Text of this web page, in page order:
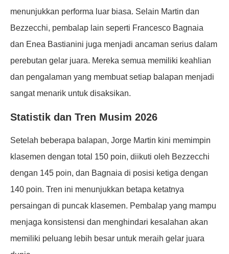
menunjukkan performa luar biasa. Selain Martin dan
Bezzecchi, pembalap lain seperti Francesco Bagnaia
dan Enea Bastianini juga menjadi ancaman serius dalam
perebutan gelar juara. Mereka semua memiliki keahlian
dan pengalaman yang membuat setiap balapan menjadi
sangat menarik untuk disaksikan.
Statistik dan Tren Musim 2026
Setelah beberapa balapan, Jorge Martin kini memimpin
klasemen dengan total 150 poin, diikuti oleh Bezzecchi
dengan 145 poin, dan Bagnaia di posisi ketiga dengan
140 poin. Tren ini menunjukkan betapa ketatnya
persaingan di puncak klasemen. Pembalap yang mampu
menjaga konsistensi dan menghindari kesalahan akan
memiliki peluang lebih besar untuk meraih gelar juara